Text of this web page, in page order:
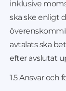
inklusive
ska ske enligt
avtalats ska
efter avslutat
1.5 Ansvar och